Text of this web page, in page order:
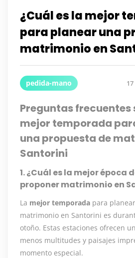
¿Cuál es la mejor
para planear una
matrimonio en
pedida-mano
Preguntas frecuentes
mejor temporada
una propuesta de
Santorini
1. ¿Cuál es la mejor época
proponer matrimonio en
La mejor temporada para
matrimonio en Santorini es
otoño. Estas estaciones ofrecen
menos multitudes y paisajes
momento especial.